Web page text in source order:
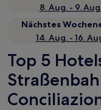
8. Aug. - 9.
Nächstes
14. Aug. - 16.
Top 5